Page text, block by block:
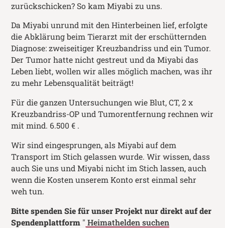
zurückschicken? So kam Miyabi zu uns.
Da Miyabi unrund mit den Hinterbeinen lief, erfolgte
die Abklärung beim Tierarzt mit der erschütternden
Diagnose: zweiseitiger Kreuzbandriss und ein Tumor.
Der Tumor hatte nicht gestreut und da Miyabi das
Leben liebt, wollen wir alles möglich machen, was ihr
zu mehr Lebensqualität beiträgt!
Für die ganzen Untersuchungen wie Blut, CT, 2 x
Kreuzbandriss-OP und Tumorentfernung rechnen wir
mit mind. 6.500 € .
Wir sind eingesprungen, als Miyabi auf dem
Transport im Stich gelassen wurde. Wir wissen, dass
auch Sie uns und Miyabi nicht im Stich lassen, auch
wenn die Kosten unserem Konto erst einmal sehr
weh tun.
Bitte spenden Sie für unser Projekt nur direkt auf der
Spendenplattform " Heimathelden suchen